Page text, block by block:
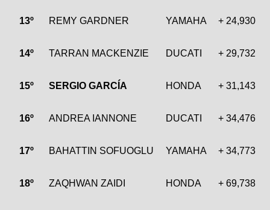
13º REMY GARDNER YAMAHA + 24,930
14º TARRAN MACKENZIE DUCATI + 29,732
15º SERGIO GARCÍA HONDA + 31,143
16º ANDREA IANNONE DUCATI + 34,476
17º BAHATTIN SOFUOGLU YAMAHA + 34,773
18º ZAQHWAN ZAIDI HONDA + 69,738